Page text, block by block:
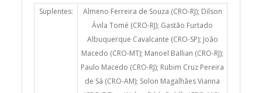
Suplentes:
Almeno Ferreira de Souza (CRO-RJ); Dilson
Ávila Tomé (CRO-RJ); Gastão Furtado
Albuquerque Cavalcante (CRO-SP); João
Macedo (CRO-MT); Manoel Ballian (CRO-RJ);
Paulo Macedo (CRO-RJ); Rubim Cruz Pereira
de Sá (CRO-AM); Solon Magalhães Vianna